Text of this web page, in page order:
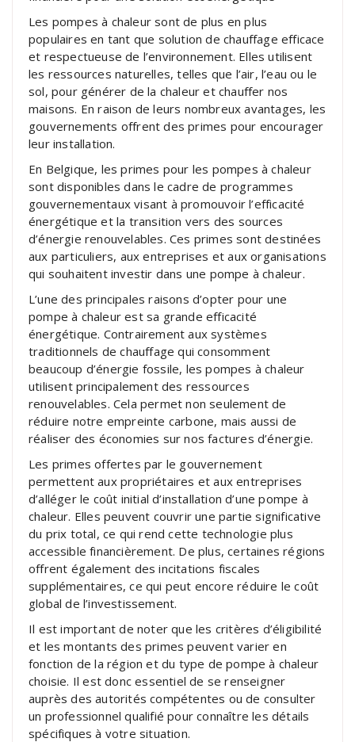
Les pompes à chaleur sont de plus en plus
populaires en tant que solution de chauffage efficace
et respectueuse de l’environnement. Elles utilisent
les ressources naturelles, telles que l’air, l’eau ou le
sol, pour générer de la chaleur et chauffer nos
maisons. En raison de leurs nombreux avantages, les
gouvernements offrent des primes pour encourager
leur installation.
En Belgique, les primes pour les pompes à chaleur
sont disponibles dans le cadre de programmes
gouvernementaux visant à promouvoir l’efficacité
énergétique et la transition vers des sources
d’énergie renouvelables. Ces primes sont destinées
aux particuliers, aux entreprises et aux organisations
qui souhaitent investir dans une pompe à chaleur.
L’une des principales raisons d’opter pour une
pompe à chaleur est sa grande efficacité
énergétique. Contrairement aux systèmes
traditionnels de chauffage qui consomment
beaucoup d’énergie fossile, les pompes à chaleur
utilisent principalement des ressources
renouvelables. Cela permet non seulement de
réduire notre empreinte carbone, mais aussi de
réaliser des économies sur nos factures d’énergie.
Les primes offertes par le gouvernement
permettent aux propriétaires et aux entreprises
d’alléger le coût initial d’installation d’une pompe à
chaleur. Elles peuvent couvrir une partie significative
du prix total, ce qui rend cette technologie plus
accessible financièrement. De plus, certaines régions
offrent également des incitations fiscales
supplémentaires, ce qui peut encore réduire le coût
global de l’investissement.
Il est important de noter que les critères d’éligibilité
et les montants des primes peuvent varier en
fonction de la région et du type de pompe à chaleur
choisie. Il est donc essentiel de se renseigner
auprès des autorités compétentes ou de consulter
un professionnel qualifié pour connaître les détails
spécifiques à votre situation.